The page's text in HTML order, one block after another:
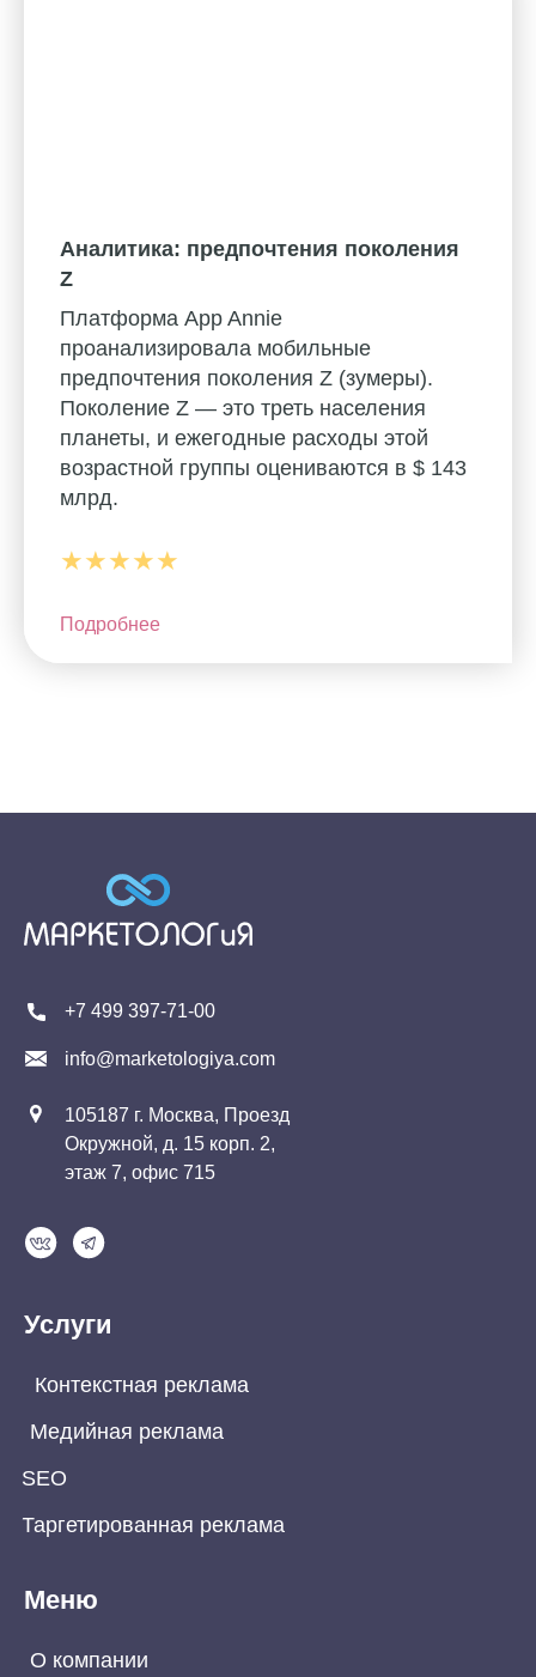
Аналитика: предпочтения поколения
Z
Платформа App Annie
проанализировала мобильные
предпочтения поколения Z (зумеры).
Поколение Z — это треть населения
планеты, и ежегодные расходы этой
возрастной группы оцениваются в $ 143
млрд.
★★★★★
Подробнее
Меню
Услуги
О компании
Контекстная реклама
SEO
Медийная реклама
Таргетированная реклама
+7 499 397-71-00
105187 г. Москва, Проезд
Окружной, д. 15 корп. 2,
этаж 7, офис 715
info@marketologiya.com